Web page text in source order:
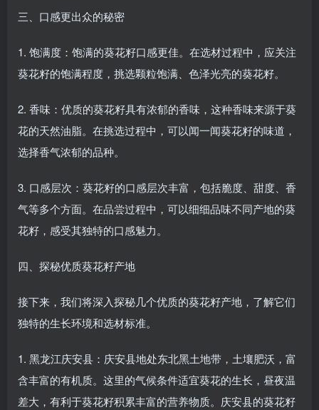
三、口感更出众的秘密
1. 饱满度：饱满的葵花籽口感更佳。在选材过程中，应关注
葵花籽的饱满程度，挑选颗粒饱满、色泽光亮的葵花籽。
2. 香味：优质的葵花籽具有浓郁的香味，这种香味来源于葵
花的天然油脂。在挑选过程中，可以闻一闻葵花籽的味道，
选择香气浓郁的品种。
3. 口感层次：葵花籽的口感层次丰富，包括脆度、甜度、香
气等多个方面。在品尝过程中，可以细细品味不同产地的葵
花籽，感受其独特的口感魅力。
四、探秘优质葵花籽产地
接下来，我们将深入探秘几个优质的葵花籽产地，了解它们
独特的生长环境和选材标准。
1. 黑龙江庆安县：庆安县地处东北黑土地带，土壤肥沃，富
含丰富的有机质。这里的气候条件适宜葵花的生长，昼夜温
差大，有利于葵花籽积累丰富的营养物质。庆安县的葵花籽